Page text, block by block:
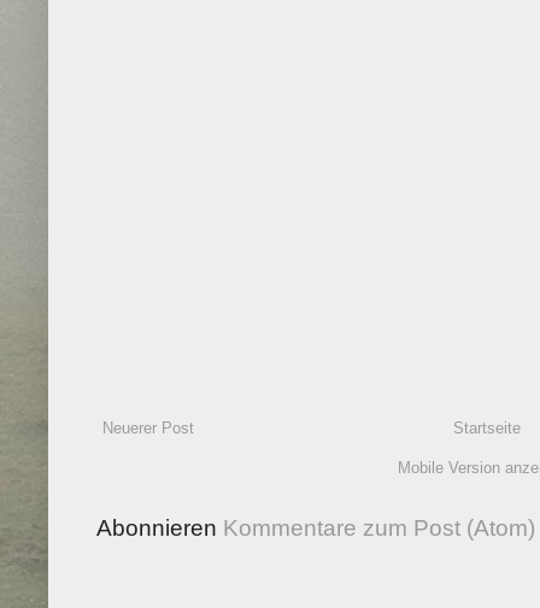
Neuerer Post Startseite
Mobile Version
Abonnieren Kommentare zum Post (Atom)